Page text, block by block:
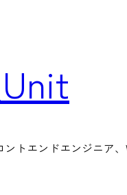
ントエンドエンジニア